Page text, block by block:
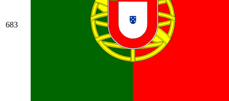
683